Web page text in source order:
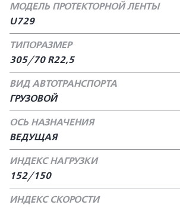
МОДЕЛЬ ПРОТЕКТОРНОЙ ЛЕНТЫ
U729
ТИПОРАЗМЕР
305/70 R22,5
ВИД АВТОТРАНСПОРТА
ГРУЗОВОЙ
ОСЬ НАЗНАЧЕНИЯ
ВЕДУЩАЯ
ИНДЕКС НАГРУЗКИ
152/150
ИНДЕКС СКОРОСТИ